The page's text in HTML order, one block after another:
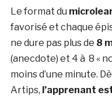
Le format du
favorisé et chaque
ne dure pas plus de 8
(anecdote) et 4 à 8 «
moins d’une minute.
Artips, l’apprenant